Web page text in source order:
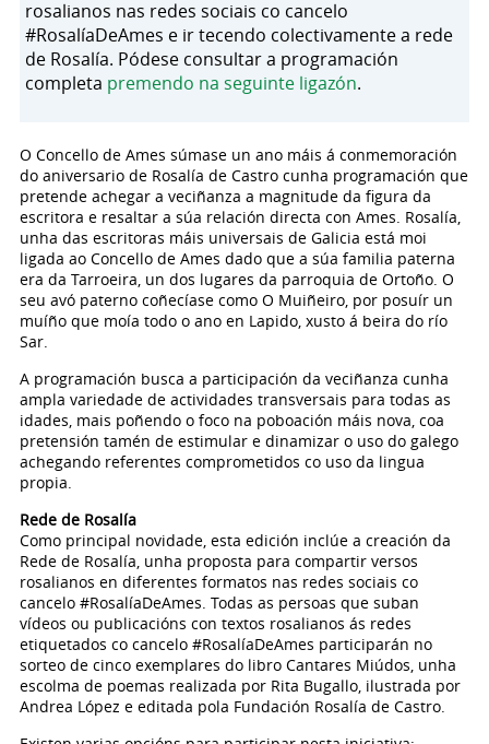
rosalianos nas redes sociais co cancelo
#RosalíaDeAmes e ir tecendo colectivamente a rede
de Rosalía. Pódese consultar a programación
completa premendo na seguinte ligazón.
O Concello de Ames súmase un ano máis á conmemoración
do aniversario de Rosalía de Castro cunha programación que
pretende achegar a veciñanza a magnitude da figura da
escritora e resaltar a súa relación directa con Ames. Rosalía,
unha das escritoras máis universais de Galicia está moi
ligada ao Concello de Ames dado que a súa familia paterna
era da Tarroeira, un dos lugares da parroquia de Ortoño. O
seu avó paterno coñecíase como O Muiñeiro, por posuír un
muíño que moía todo o ano en Lapido, xusto á beira do río
Sar.
A programación busca a participación da veciñanza cunha
ampla variedade de actividades transversais para todas as
idades, mais poñendo o foco na poboación máis nova, coa
pretensión tamén de estimular e dinamizar o uso do galego
achegando referentes comprometidos co uso da lingua
propia.
Rede de Rosalía
Como principal novidade, esta edición inclúe a creación da
Rede de Rosalía, unha proposta para compartir versos
rosalianos en diferentes formatos nas redes sociais co
cancelo #RosalíaDeAmes. Todas as persoas que suban
vídeos ou publicacións con textos rosalianos ás redes
etiquetados co cancelo #RosalíaDeAmes participarán no
sorteo de cinco exemplares do libro Cantares Miúdos, unha
escolma de poemas realizada por Rita Bugallo, ilustrada por
Andrea López e editada pola Fundación Rosalía de Castro.